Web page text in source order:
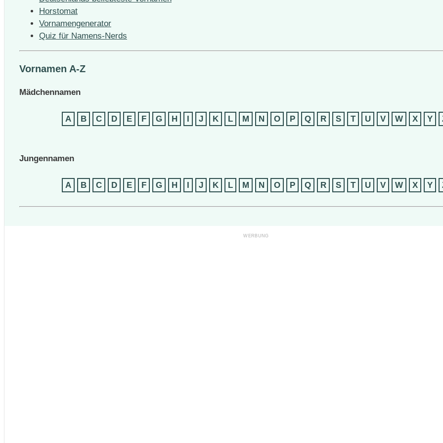
Horstomat
Vornamengenerator
Quiz für Namens-Nerds
Vornamen A-Z
Mädchennamen
A B C D E F G H I J K L M N O P Q R S T U V W X Y
Jungennamen
A B C D E F G H I J K L M N O P Q R S T U V W X Y